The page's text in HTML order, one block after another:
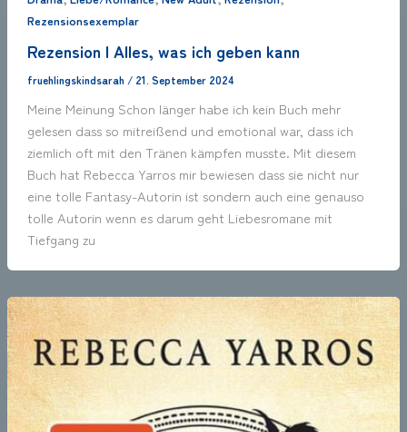
Rezensionsexemplar
Rezension | Alles, was ich geben kann
fruehlingskindsarah / 21. September 2024
Meine Meinung Schon länger habe ich kein Buch mehr
gelesen dass so mitreißend und emotional war, dass ich
ziemlich oft mit den Tränen kämpfen musste. Mit diesem
Buch hat Rebecca Yarros mir bewiesen dass sie nicht nur
eine tolle Fantasy-Autorin ist sondern auch eine genauso
tolle Autorin wenn es darum geht Liebesromane mit
Tiefgang zu